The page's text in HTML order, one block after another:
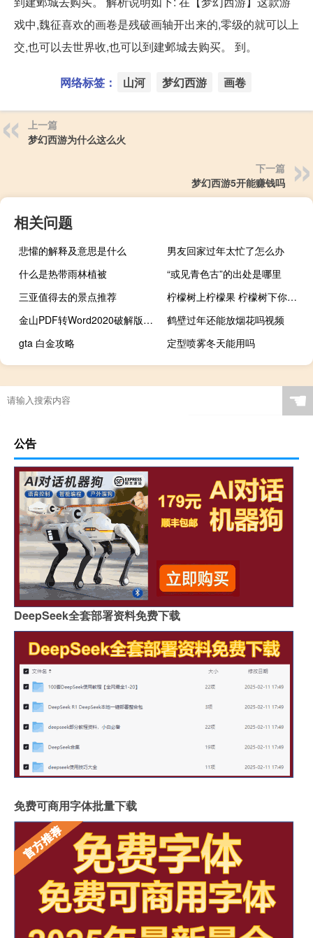
戏中,魏征喜欢的画卷是残破画轴开出来的,零级的就可以上
交,也可以去世界收,也可以到建邺城去购买。 到。
网络标签： 山河 梦幻西游 画卷
上一篇
梦幻西游为什么这么火
下一篇
梦幻西游5开能赚钱吗
相关问题
悲懽的解释及意思是什么
男友回家过年太忙了怎么办
什么是热带雨林植被
“或见青色古”的出处是哪里
三亚值得去的景点推荐
柠檬树上柠檬果 柠檬树下你和我下一句（柠檬树上柠檬果 柠檬树下你和我）
金山PDF转Word2020破解版 V10.21 汉化免费版（金山PDF转Word2020破解版 V10.21 汉化免费版功能简介）
鹤壁过年还能放烟花吗视频
gta 白金攻略
定型喷雾冬天能用吗
☚
公告
DeepSeek全套部署资料免费下载
免费可商用字体批量下载